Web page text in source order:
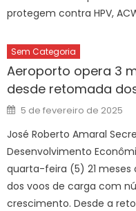
protegem contra HPV,
Sem Categoria
Aeroporto opera 3
desde retomada
Posted
on
5 de fevereiro de 2025
José Roberto Amaral
Desenvolvimento
quarta-feira (5) 21
dos voos de carga com
crescimento. Desde a